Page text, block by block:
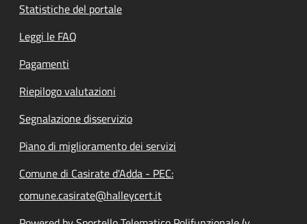
Statistiche del portale
Leggi le FAQ
Pagamenti
Riepilogo valutazioni
Segnalazione disservizio
Piano di miglioramento dei servizi
Comune di Casirate d'Adda - PEC:
comune.casirate@halleycert.it